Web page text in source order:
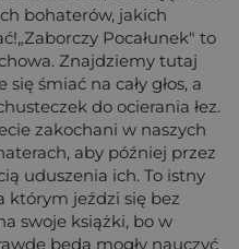
bohaterów, jakich
Pocałunek" to
Znajdziemy tutaj
śmiać na cały głos, a
do ocierania łez.
zakochani w naszych
aby później przez
uduszenia ich. To istny
którym jeździ się bez
swoje książki, bo w
będą mogły nauczyć